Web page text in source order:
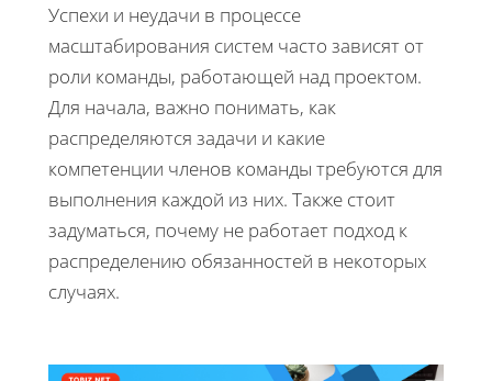
Успехи и неудачи в процессе
масштабирования систем часто зависят от
роли команды, работающей над проектом.
Для начала, важно понимать, как
распределяются задачи и какие
компетенции членов команды требуются для
выполнения каждой из них. Также стоит
задуматься, почему не работает подход к
распределению обязанностей в некоторых
случаях.